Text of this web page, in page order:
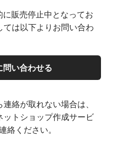
販売停止中となってお
ては以下よりお問い合わ
問い合わせる
絡が取れない場合は、
ットショップ作成サービ
絡ください。